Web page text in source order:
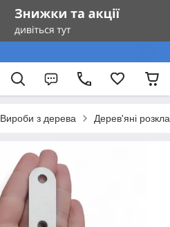
Вироби з дерева Дерев'яні